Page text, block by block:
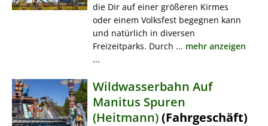
die Dir auf einer größeren Kirmes
oder einem Volksfest begegnen kann
und natürlich in diversen
Freizeitparks. Durch ... mehr anzeigen
...
Wildwasserbahn Auf
Manitus Spuren
(Heitmann)(Fahrgeschäft)